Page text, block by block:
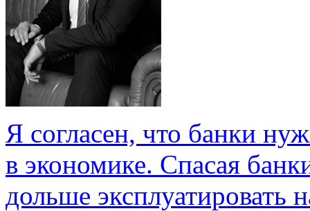
Я согласен, что банки
в экономике. Спасая
дольше